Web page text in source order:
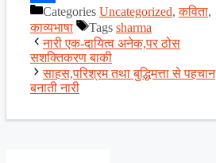
ShareCategories Uncategorized,कविता,
काव्यभाषा
Tags sharma
नारी एक-दायित्व अनेक,पर ठोस
सशक्तिकरण बाकी
साहस,परिश्रम तथा बुद्धिमत्ता से पहचान
बनाती नारी